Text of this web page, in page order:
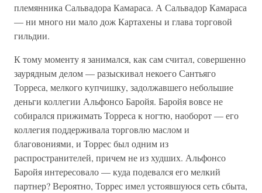
племянника Сальвадора Камараса. А Сальвадор Камараса
— ни много ни мало дож Картахены и глава торговой
гильдии.
К тому моменту я занимался, как сам считал, совершенно
заурядным делом — разыскивал некоего Сантьяго
Торреса, мелкого купчишку, задолжавшего небольшие
деньги коллегии Альфонсо Баройя. Баройя вовсе не
собирался прижимать Торреса к ногтю, наоборот — его
коллегия поддерживала торговлю маслом и
благовониями, и Торрес был одним из
распространителей, причем не из худших. Альфонсо
Баройя интересовало — куда подевался его мелкий
партнер? Вероятно, Торрес имел устоявшуюся сеть сбыта,